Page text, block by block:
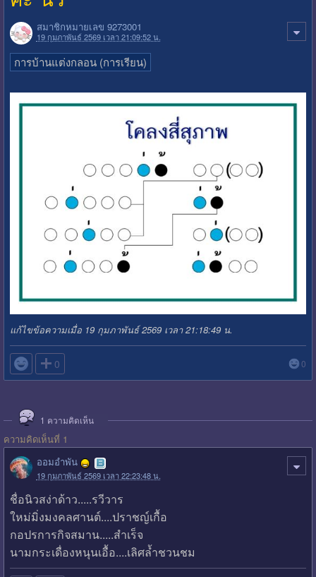
สมาชิกหมายเลข 9273001
19 กุมภาพันธ์ 2569 เวลา 21:09:52 น.
การบ้านแต่งกลอน (การเรียน)
แก้ไขข้อความเมื่อ 19 กุมภาพันธ์ 2569 เวลา 21:18:49 น.
 0 0
1 ความคิดเห็น
ความคิดเห็นที่ 1
ออมอำพัน
19 กุมภาพันธ์ 2569 เวลา 22:23:48 น.
ชื่อนิวสง่าด้าว.....รวีวาร
ใหม่มิ่งมงคลศานต์....ปราชญ์เกื้อ
กอปรการกิจสมาน.....สำเร็จ
นามกระเดื่องหนุนเอื้อ....เลิศล้ำชวนชม